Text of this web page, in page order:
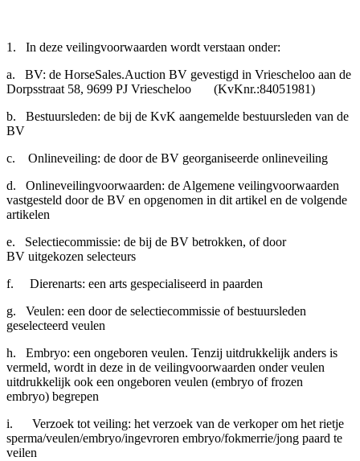
1. In deze veilingvoorwaarden wordt verstaan onder:
a. BV: de HorseSales.Auction BV gevestigd in Vriescheloo aan de
Dorpsstraat 58, 9699 PJ Vriescheloo (KvKnr.:84051981)
b. Bestuursleden: de bij de KvK aangemelde bestuursleden van de
BV
c. Onlineveiling: de door de BV georganiseerde onlineveiling
d. Onlineveilingvoorwaarden: de Algemene veilingvoorwaarden
vastgesteld door de BV en opgenomen in dit artikel en de volgende
artikelen
e. Selectiecommissie: de bij de BV betrokken, of door
BV uitgekozen selecteurs
f. Dierenarts: een arts gespecialiseerd in paarden
g. Veulen: een door de selectiecommissie of bestuursleden
geselecteerd veulen
h. Embryo: een ongeboren veulen. Tenzij uitdrukkelijk anders is
vermeld, wordt in deze in de veilingvoorwaarden onder veulen
uitdrukkelijk ook een ongeboren veulen (embryo of frozen
embryo) begrepen
i. Verzoek tot veiling: het verzoek van de verkoper om het rietje
sperma/veulen/embryo/ingevroren embryo/fokmerrie/jong paard te
veilen